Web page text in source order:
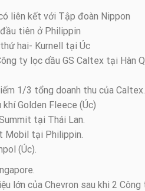
liên kết với Tập đoàn Nippon
tiên ở Philippin
hai- Kurnell tại Úc
ty lọc dầu GS Caltex tại Hàn
1/3 tổng doanh thu của Caltex.
Golden Fleece (Úc)
tại Thái Lan.
Mobil tại Philippin.
(Úc).
lớn của Chevron sau khi 2 Công